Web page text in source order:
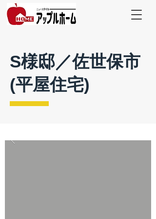
S様邸／佐世保市
(平屋住宅)